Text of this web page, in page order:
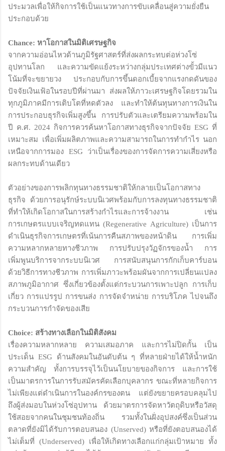
ประมวลเพื่อให้กิจการใช้เป็นแนวทางการขับเคลื่อนสู่ความยั่งยืน
ประกอบด้วย
Chance: หาโอกาสในมิติเศรษฐกิจ
จากความอ่อนไหวด้านภูมิรัฐศาสตร์ที่ส่งผลกระทบต่อห่วงโซ่
อุปทานโลก และความขัดแย้งระหว่างกลุ่มประเทศต่างขั้วมีแนว
โน้มที่จะขยายวง ประกอบกับการขึ้นดอกเบี้ยจากแรงกดดันของ
ปัจจัยเงินเฟ้อในรอบปีที่ผ่านมา ส่งผลให้ภาวะเศรษฐกิจโดยรวมใน
ทุกภูมิภาคมีการเติบโตที่หดตัวลง และทำให้ต้นทุนทางการเงินใน
การประกอบธุรกิจเพิ่มสูงขึ้น การปรับตัวและเตรียมความพร้อมใน
ปี ค.ศ. 2024 กิจการควรค้นหาโอกาสทางธุรกิจจากปัจจัย ESG ที่
เหมาะสม เพื่อเพิ่มผลิตภาพและความสามารถในการทำกำไร นอก
เหนือจากการมอง ESG ว่าเป็นเรื่องของการจัดการความเสี่ยงหรือ
ผลกระทบด้านเดียว
ตัวอย่างของการพลิกทุนทางธรรมชาติให้กลายเป็นโอกาสทาง
ธุรกิจ ด้วยการอนุรักษ์ระบบนิเวศพร้อมกับการลงทุนทางธรรมชาติ
ที่ทำให้เกิดโอกาสในการสร้างกำไรและการจ้างงาน เช่น
การเกษตรแบบเจริญทดแทน (Regenerative Agriculture) เป็นการ
ดำเนินธุรกิจการเกษตรที่เน้นการคืนสภาพของหน้าดิน การเพิ่ม
ความหลากหลายทางชีวภาพ การปรับปรุงวัฏจักรของน้ำ การ
เพิ่มพูนบริการจากระบบนิเวศ การสนับสนุนการกักเก็บคาร์บอน
ด้วยวิธีการทางชีวภาพ การเพิ่มภาวะพร้อมผันจากการเปลี่ยนแปลง
สภาพภูมิอากาศ ซึ่งเกี่ยวข้องตั้งแต่กระบวนการเพาะปลูก การเก็บ
เกี่ยว การแปรรูป การขนส่ง การจัดจำหน่าย การบริโภค ไปจนถึง
กระบวนการกำจัดของเสีย
Choice: สร้างทางเลือกในมิติสังคม
เรื่องความหลากหลาย ความเสมอภาค และการไม่ปิดกั้น เป็น
ประเด็น ESG ด้านสังคมในอันดับต้น ๆ ที่หลายฝ่ายได้ให้น้ำหนัก
ความสำคัญ ทั้งการบรรจุไว้เป็นนโยบายของกิจการ และการใช้
เป็นมาตรการในการรับสมัครคัดเลือกบุคลากร ขณะที่หลายกิจการ
ไม่เพียงแต่ดำเนินการในองค์กรของตน แต่ยังขยายครอบคลุมไป
ถึงผู้ส่งมอบในห่วงโซ่อุปทาน ด้วยมาตรการจัดหาวัตถุดิบหรือวัสดุ
ใช้สอยจากคนในชุมชนท้องถิ่น รวมทั้งในฝั่งอุปสงค์ซึ่งเป็นส่วน
ตลาดที่ยังมิได้รับการตอบสนอง (Unserved) หรือที่ยังตอบสนองได้
ไม่เต็มที่ (Underserved) เพื่อให้เกิดทางเลือกแก่กลุ่มเป้าหมาย ทั้ง